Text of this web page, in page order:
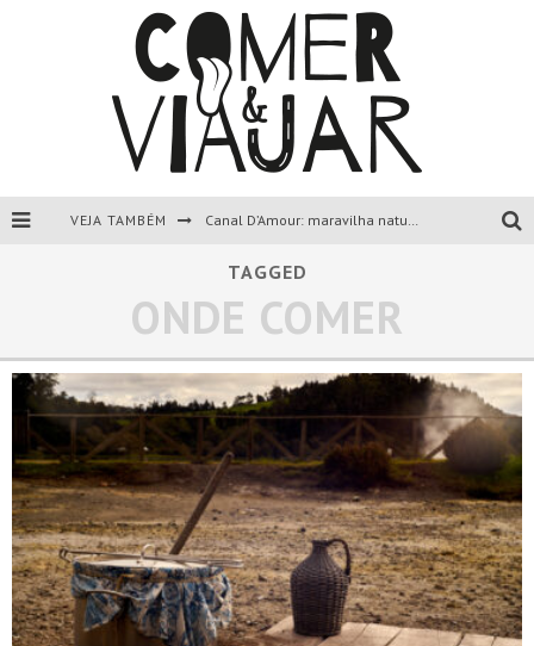
VEJA TAMBÉM Canal D’Amour: maravilha natural de Corfu, Grécia.
Liapades Beach, Corfu, Grécia.
Paleokastritsa, Corfu, Grécia.
Todas as dicas sobre a ilha de Corfu, Grécia.
TAGGED
ONDE COMER